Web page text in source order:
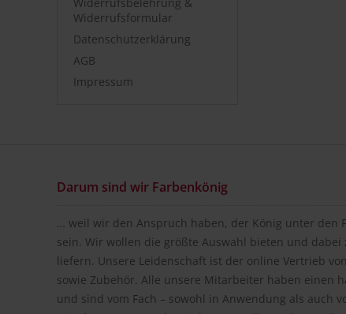
Widerrufsformular
Datenschutzerklärung
AGB
Impressum
Darum sind wir Farbenkönig
… weil wir den Anspruch haben, der König unter den
sein. Wir wollen die größte Auswahl bieten und
liefern. Unsere Leidenschaft ist der online Vertrieb
sowie Zubehör. Alle unsere Mitarbeiter haben einen
und sind vom Fach – sowohl in Anwendung als auch